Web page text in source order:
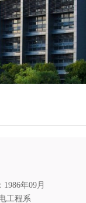
年09月
工程系